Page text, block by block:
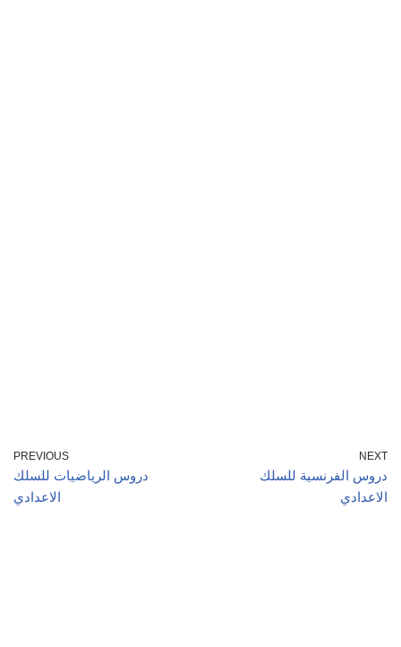
PREVIOUS
دروس الرياضيات للسلك
الاعدادي
NEXT
دروس الفرنسية للسلك
الاعدادي